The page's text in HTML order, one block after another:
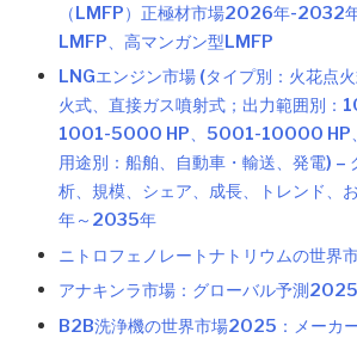
（LMFP）正極材市場2026年-2032
LMFP、高マンガン型LMFP
LNGエンジン市場 (タイプ別：火花点
火式、直接ガス噴射式；出力範囲別：
1001-5000 HP、5001-10000 HP
用途別：船舶、自動車・輸送、発電) –
析、規模、シェア、成長、トレンド、
年～2035年
ニトロフェノレートナトリウムの世界
アナキンラ市場：グローバル予測
B2B洗浄機の世界市場2025：メーカ